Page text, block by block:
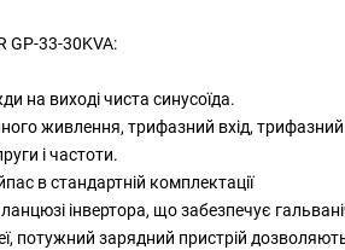
GP-33-30KVA:
на виході чиста синусоїда.
живлення, трифазний вхід, трифазний
і частоти.
в стандартній комплектації
інвертора, що забезпечує
потужний зарядний пристрій